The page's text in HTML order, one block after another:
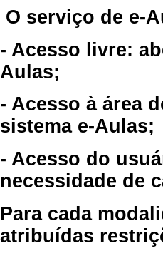
O serviço de e-
- Acesso livre:
Aulas;
- Acesso à área
sistema e-Aulas;
- Acesso do
necessidade de
Para cada
atribuídas